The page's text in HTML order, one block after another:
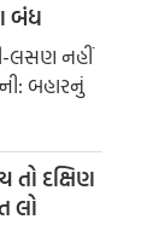
બંધ
લસણ નહીં
બહારનું
તો દક્ષિણ
લો